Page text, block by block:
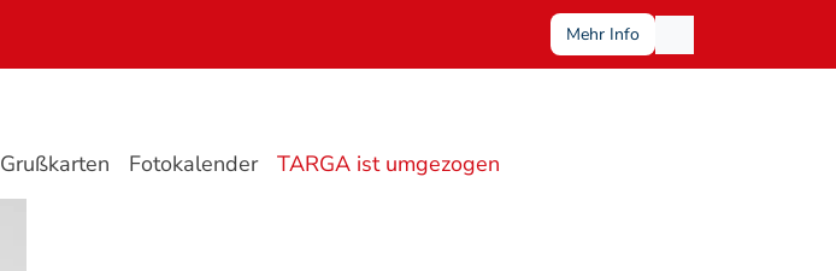
Mehr Info
Grußkarten Fotokalender TARGA ist umgezogen